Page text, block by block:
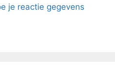
je reactie gegevens